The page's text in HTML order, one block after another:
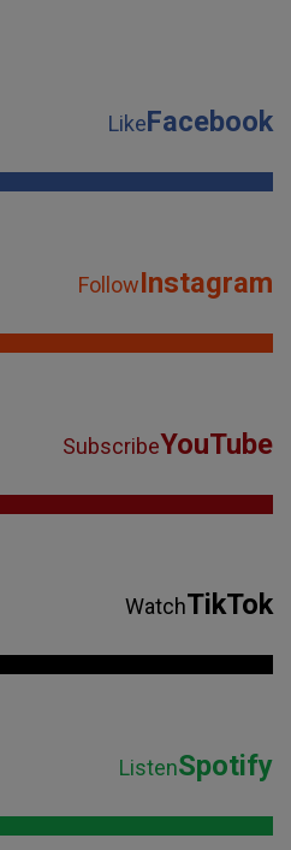
LikeFacebook
FollowInstagram
SubscribeYouTube
WatchTikTok
ListenSpotify